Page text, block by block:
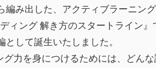
み出した、アクティブラーニン
ィング 解き方のスタートライン』
して誕生いたしました。
力を身につけるためには、どん